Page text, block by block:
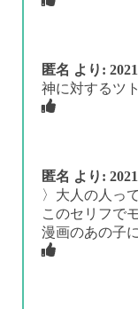
匿名 より:
神に対するツ
匿名 より:
〉大人の人っ
このセリフで
漫画のあの子